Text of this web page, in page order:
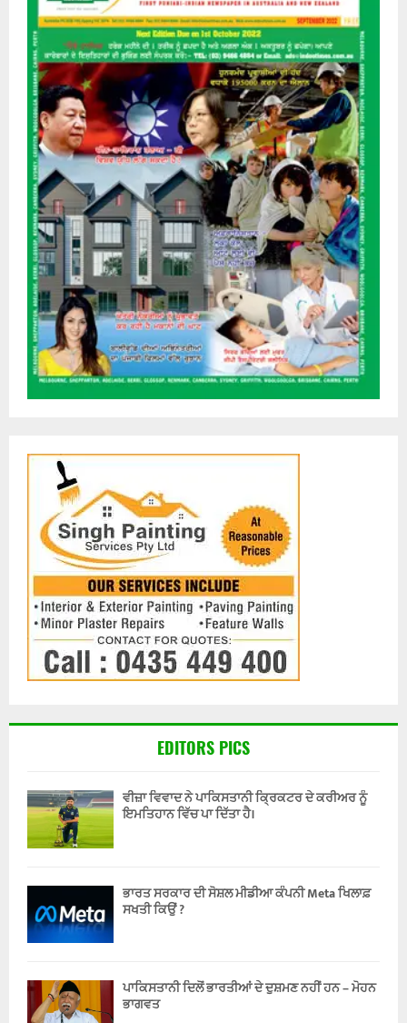
EDITORS PICS
ਵੀਜ਼ਾ ਵਿਵਾਦ ਨੇ ਪਾਕਿਸਤਾਨੀ ਕ੍ਰਿਕਟਰ ਦੇ ਕਰੀਅਰ ਨੂੰ
ਇਮਤਿਹਾਨ ਵਿੱਚ ਪਾ ਦਿੱਤਾ ਹੈ।
ਭਾਰਤ ਸਰਕਾਰ ਦੀ ਸੋਸ਼ਲ ਮੀਡੀਆ ਕੰਪਨੀ Meta ਖਿਲਾਫ਼
ਸਖਤੀ ਕਿਉਂ ?
ਪਾਕਿਸਤਾਨੀ ਦਿਲੋਂ ਭਾਰਤੀਆਂ ਦੇ ਦੁਸ਼ਮਣ ਨਹੀਂ ਹਨ – ਮੋਹਨ
ਭਾਗਵਤ